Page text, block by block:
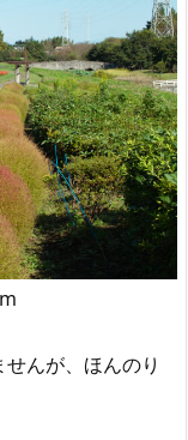
んが、ほんのり